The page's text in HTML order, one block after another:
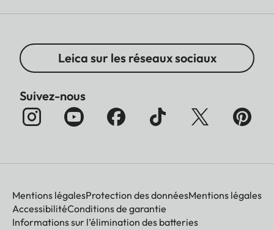
Leica sur les réseaux sociaux
Suivez-nous
Mentions légalesProtection des donnéesMentions légales
AccessibilitéConditions de garantie
Informations sur l’élimination des batteries